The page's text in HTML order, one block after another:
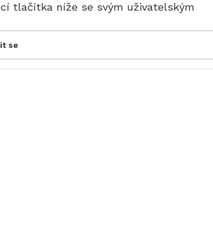
tlačítka níže se svým uživatelským